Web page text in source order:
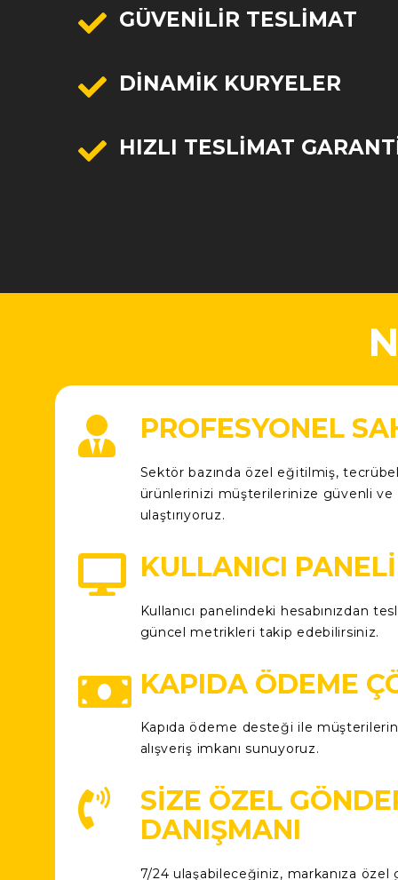
GÜVENILIR TESLIMAT
DINAMIK KURYELER
HIZLI TESLIMAT
PROFESYONEL
Sektör bazında özel eğitilmiş,
ürünlerinizi müşterilerinize güvenli ve
ulaştırıyoruz.
KULLANICI PANELI
Kullanıcı panelindeki hesabınızdan
güncel metrikleri takip edebilirsiniz.
KAPIDA ÖDEME
Kapıda ödeme desteği ile
alışveriş imkanı sunuyoruz.
SIZE ÖZEL
DANIŞMANI
7/24 ulaşabileceğiniz, markanıza özel